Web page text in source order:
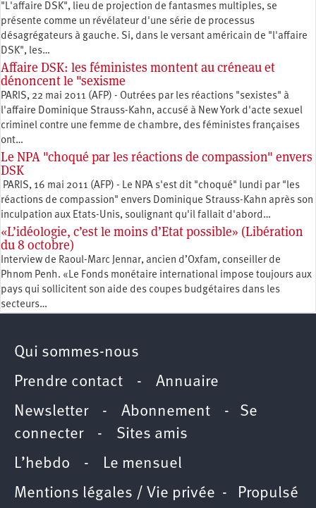
"L'affaire DSK", lieu de projection de fantasmes multiples, se
présente comme un révélateur d'une série de processus
désagrégateurs à gauche. Si, dans le versant américain de "l'affaire
DSK", les…
Affaire DSK: les féministes montent au créneau et
dénoncent le "sexisme
PARIS, 22 mai 2011 (AFP) - Outrées par les réactions "sexistes" à
l'affaire Dominique Strauss-Kahn, accusé à New York d'acte sexuel
criminel contre une femme de chambre, des féministes françaises
ont…
Le NPA "choqué par les réactions de compassion" envers
DSK
PARIS, 16 mai 2011 (AFP) - Le NPA s'est dit "choqué" lundi par "les
réactions de compassion" envers Dominique Strauss-Kahn après son
inculpation aux Etats-Unis, soulignant qu'il fallait d'abord…
«L’idéologie, c’est le moins d’Etat possible» (Libération
du 8 octobre)
Interview de Raoul-Marc Jennar, ancien d’Oxfam, conseiller de
Phnom Penh. «Le Fonds monétaire international impose toujours aux
pays qui sollicitent son aide des coupes budgétaires dans les
secteurs…
Qui sommes-nous
Prendre contact - Annuaire
Newsletter - Abonnement - Se
connecter- Sites amis
L’hebdo - Le mensuel
Mentions légales / Vie privée - Propulsé